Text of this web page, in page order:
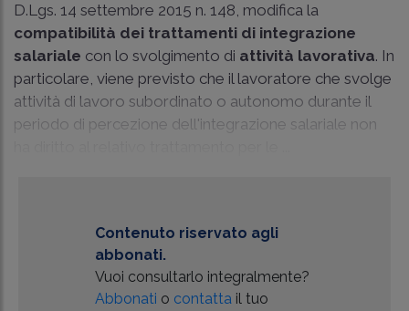
D.Lgs. 14 settembre 2015 n. 148, modifica la
compatibilità dei trattamenti di integrazione
salariale con lo svolgimento di attività lavorativa. In
particolare, viene previsto che il lavoratore che svolge
attività di lavoro subordinato o autonomo durante il
periodo di percezione dell'integrazione salariale non
Contenuto riservato agli
abbonati.
Vuoi consultarlo integralmente?
Abbonati o contattail tuo